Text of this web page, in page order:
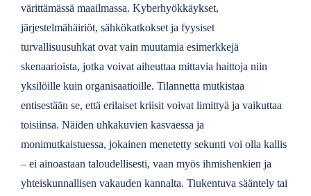
värittämässä maailmassa. Kyberhyökkäykset,
järjestelmähäiriöt, sähkökatkokset ja fyysiset
turvallisuusuhkat ovat vain muutamia esimerkkejä
skenaarioista, jotka voivat aiheuttaa mittavia haittoja niin
yksilöille kuin organisaatioille. Tilannetta mutkistaa
entisestään se, että erilaiset kriisit voivat limittyä ja vaikuttaa
toisiinsa. Näiden uhkakuvien kasvaessa ja
monimutkaistuessa, jokainen menetetty sekunti voi olla kallis
– ei ainoastaan taloudellisesti, vaan myös ihmishenkien ja
yhteiskunnallisen vakauden kannalta. Tiukentuva sääntely tai